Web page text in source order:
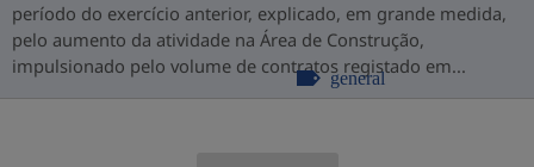
período do exercício anterior, explicado, em grande medida,
pelo aumento da atividade na Área de Construção,
impulsionado pelo volume de contratos registado em...
general